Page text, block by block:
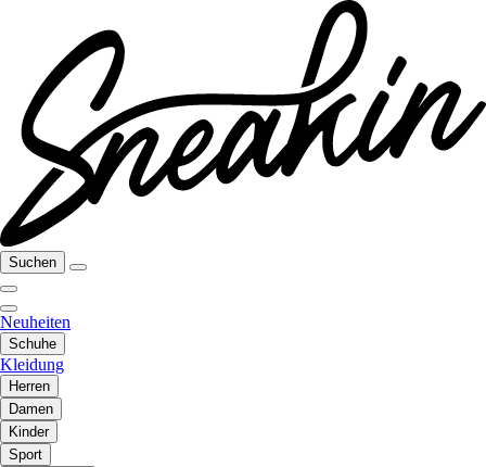
Suchen
Neuheiten
Schuhe
Kleidung
Herren
Damen
Kinder
Sport